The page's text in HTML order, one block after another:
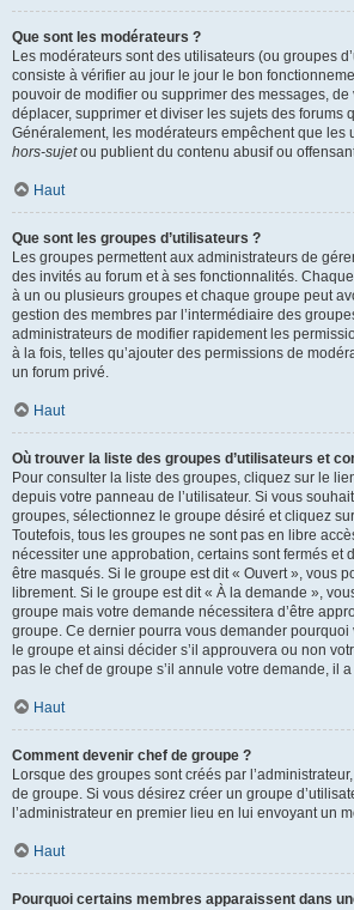
Que sont les modérateurs ?
Les modérateurs sont des utilisateurs (ou groupes
consiste à vérifier au jour le jour le bon
pouvoir de modifier ou supprimer des messages,
déplacer, supprimer et diviser les sujets des forums
Généralement, les modérateurs empêchent que les
hors-sujetou publient du contenu abusif ou
Haut
Que sont les groupes d’utilisateurs ?
Les groupes permettent aux administrateurs de
des invités au forum et à ses fonctionnalités.
à un ou plusieurs groupes et chaque groupe peut
gestion des membres par l’intermédiaire des
administrateurs de modifier rapidement les
à la fois, telles qu’ajouter des permissions de
un forum privé.
Haut
Où trouver la liste des groupes d’utilisateurs et
Pour consulter la liste des groupes, cliquez sur le
depuis votre panneau de l’utilisateur. Si vous
groupes, sélectionnez le groupe désiré et cliquez
Toutefois, tous les groupes ne sont pas en libre
nécessiter une approbation, certains sont fermés et
être masqués. Si le groupe est dit « Ouvert », vous
librement. Si le groupe est dit « À la demande »,
groupe mais votre demande nécessitera d’être
groupe. Ce dernier pourra vous demander
le groupe et ainsi décider s’il approuvera ou non
pas le chef de groupe s’il annule votre demande, il
Haut
Comment devenir chef de groupe ?
Lorsque des groupes sont créés par
de groupe. Si vous désirez créer un groupe
l’administrateur en premier lieu en lui envoyant un
Haut
Pourquoi certains membres apparaissent dans